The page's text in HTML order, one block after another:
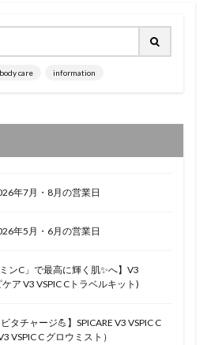
body care information
年7月・8月の営業日
年5月・6月の営業日
ンC」で最高に輝く肌✨へ】V3
ケア V3 VSPIC Cトラベルキット)
タチャージ💪】SPICARE V3 VSPIC C
VSPIC C グロウミスト）